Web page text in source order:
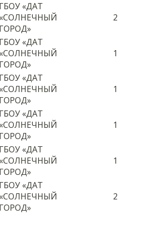
ГБОУ «ДАТ
«СОЛНЕЧНЫЙ
ГОРОД»
2
ГБОУ «ДАТ
«СОЛНЕЧНЫЙ
ГОРОД»
1
ГБОУ «ДАТ
«СОЛНЕЧНЫЙ
ГОРОД»
1
ГБОУ «ДАТ
«СОЛНЕЧНЫЙ
ГОРОД»
1
ГБОУ «ДАТ
«СОЛНЕЧНЫЙ
ГОРОД»
1
ГБОУ «ДАТ
«СОЛНЕЧНЫЙ
ГОРОД»
2